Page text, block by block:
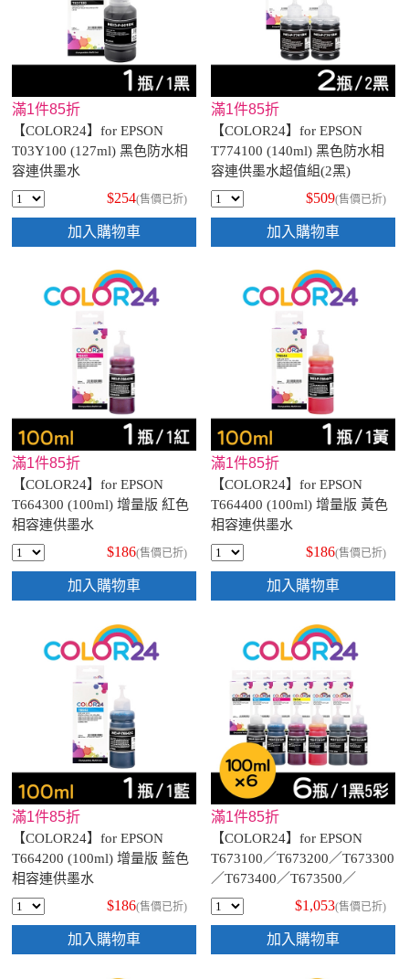
滿1件85折
【COLOR24】for EPSON
T03Y100 (127ml) 黑色防水相
容連供墨水
$254(售價已折)
加入購物車
滿1件85折
【COLOR24】for EPSON
T774100 (140ml) 黑色防水相
容連供墨水超值組(2黑)
$509(售價已折)
加入購物車
滿1件85折
【COLOR24】for EPSON
T664300 (100ml) 增量版 紅色
相容連供墨水
$186(售價已折)
加入購物車
滿1件85折
【COLOR24】for EPSON
T664400 (100ml) 增量版 黃色
相容連供墨水
$186(售價已折)
加入購物車
滿1件85折
【COLOR24】for EPSON
T664200 (100ml) 增量版 藍色
相容連供墨水
$186(售價已折)
加入購物車
滿1件85折
【COLOR24】for EPSON
T673100／T673200／T673300
／T673400／T673500／
T673600 (100ml) 增量版 相容
連供墨水超值組(6色)
$1,053(售價已折)
加入購物車